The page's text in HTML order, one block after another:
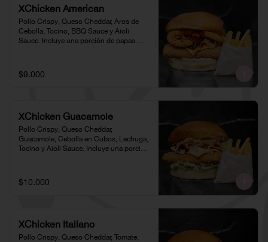
XChicken American
Pollo Crispy, Queso Cheddar, Aros de
Cebolla, Tocino, BBQ Sauce y Aioli
Sauce. Incluye una porción de papas
$9.000
XChicken Guacamole
Pollo Crispy, Queso Cheddar,
Guacamole, Cebolla en Cubos, Lechuga,
Tocino y Aioli Sauce. Incluye una porción
$10.000
XChicken Italiano
Pollo Crispy, Queso Cheddar, Tomate,